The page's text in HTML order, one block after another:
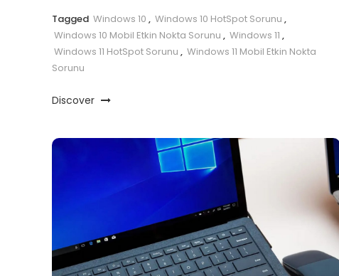
Tagged Windows 10 , Windows 10 HotSpot Sorunu ,
Windows 10 Mobil Etkin Nokta Sorunu , Windows 11 ,
Windows 11 HotSpot Sorunu , Windows 11 Mobil Etkin Nokta
Sorunu
Discover